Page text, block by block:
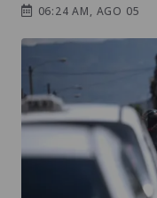
06:24 AM, AGO 05